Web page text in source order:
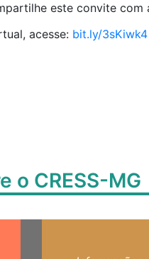
este convite com
acesse:bit.ly/3sKiwk4
o CRESS-MG